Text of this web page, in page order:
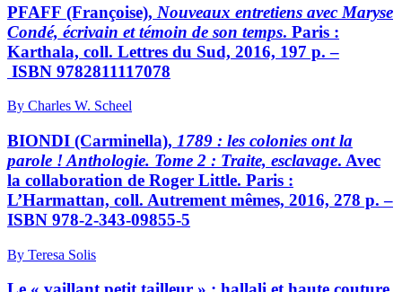
PFAFF (Françoise), Nouveaux entretiens avec Maryse
Condé, écrivain et témoin de son temps. Paris :
Karthala, coll. Lettres du Sud, 2016, 197 p. –
ISBN 9782811117078
By Charles W. Scheel
BIONDI (Carminella), 1789 : les colonies ont la
parole ! Anthologie. Tome 2 : Traite, esclavage. Avec
la collaboration de Roger Little. Paris :
L’Harmattan, coll. Autrement mêmes, 2016, 278 p. –
ISBN 978-2-343-09855-5
By Teresa Solis